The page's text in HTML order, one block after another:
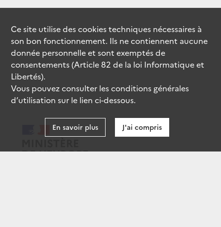
Ce site utilise descookiestechniques nécessaires à
son bon fonctionnement. Ils ne contiennent aucune
donnée personnelle et sont exemptés de
consentements (Article 82 de la loi Informatique et
Libertés).
Vous pouvez consulter les conditions générales
d’utilisation sur le lien ci-dessous.
En savoir plus J'ai compris